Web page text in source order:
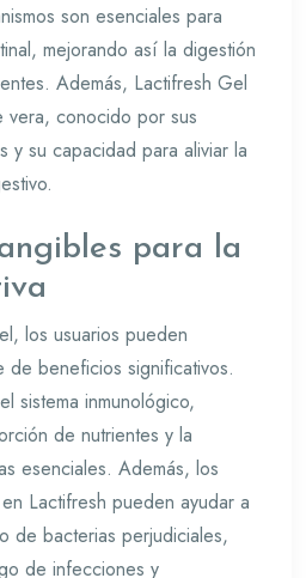
son esenciales para
mejorando así la digestión
Además, Lactifresh Gel
conocido por sus
y su capacidad para aliviar la
para la
los usuarios pueden
de beneficios significativos.
sistema inmunológico,
de nutrientes y la
esenciales. Además, los
Lactifresh pueden ayudar a
de bacterias perjudiciales,
de infecciones y